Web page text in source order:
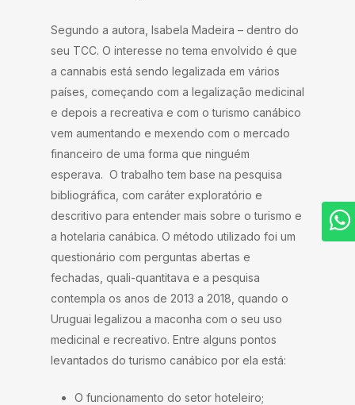
Segundo a autora, Isabela Madeira – dentro do
seu TCC. O interesse no tema envolvido é que
a cannabis está sendo legalizada em vários
países, começando com a legalização medicinal
e depois a recreativa e com o turismo canábico
vem aumentando e mexendo com o mercado
financeiro de uma forma que ninguém
esperava. O trabalho tem base na pesquisa
bibliográfica, com caráter exploratório e
descritivo para entender mais sobre o turismo e
a hotelaria canábica. O método utilizado foi um
questionário com perguntas abertas e
fechadas, quali-quantitava e a pesquisa
contempla os anos de 2013 a 2018, quando o
Uruguai legalizou a maconha com o seu uso
medicinal e recreativo. Entre alguns pontos
levantados do turismo canábico por ela está:
O funcionamento do setor hoteleiro;